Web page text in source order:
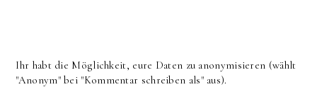
Ihr habt die Möglichkeit, eure Daten zu anonymisieren (wählt
"Anonym" bei "Kommentar schreiben als" aus).